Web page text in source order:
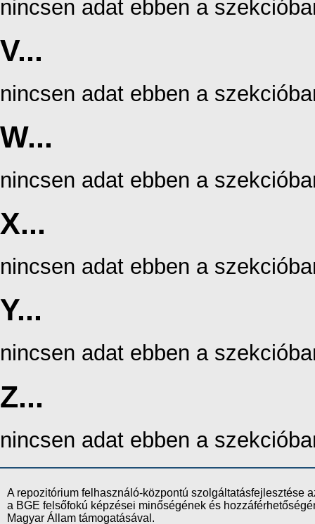
nincsen adat ebben a
V...
nincsen adat ebben a
W...
nincsen adat ebben a
X...
nincsen adat ebben a
Y...
nincsen adat ebben a
Z...
nincsen adat ebben a
A repozitórium felhasználó-központú szolgáltatásfejlesztése
a BGE felsőfokú képzései minőségének és
Magyar Állam támogatásával.